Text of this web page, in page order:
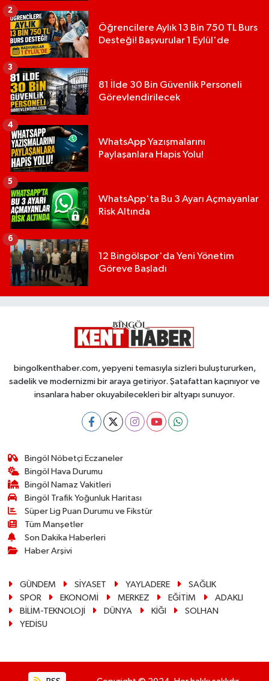
Öğrencilere Aylık 13 Bin 750 TL Burs
Desteği! Başvurular 1 Eylül'de
2
81 İlde 30 Bin Güvenlik Personeli
Görevlendirilecek
3
WhatsApp Yazışmalarını
Paylaşanlara Hapis Yolu!
4
WhatsApp'ta Bu 3 Ayarı Açmayanlar
Risk Altında
5
12 Bingölspor'da Yeni Yönetim
Göreve Başladı
6
bingolkenthaber.com, yepyeni temasıyla sizleri buluştururken,
sadelik ve modernizmi bir araya getiriyor. Şatafattan kaçınıyor ve
insanlara haber okuyabilecekleri bir altyapı sunuyor.
Bingöl Nöbetçi Eczaneler
Bingöl Hava Durumu
Bingöl Namaz Vakitleri
Bingöl Trafik Yoğunluk Haritası
Süper Lig Puan Durumu ve Fikstür
Tüm Manşetler
Son Dakika Haberleri
Haber Arşivi
GÜNDEM SİYASET YAYLADERE
SAĞLIK
SPOR
EKONOMİ MERKEZ EĞİTİM
ADAKLI
BİLİM-TEKNOLOJİ
DÜNYA KİĞI
SOLHAN
YEDİSU